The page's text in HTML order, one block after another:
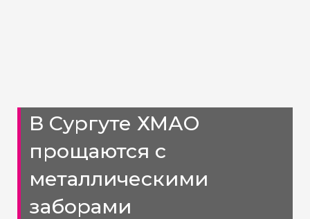
В Сургуте ХМАО
прощаются с
металлическими
заборами